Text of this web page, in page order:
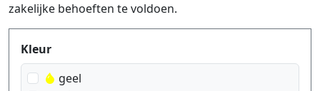
zakelijke behoeften te voldoen.
Produktfilter
Kleur
geel